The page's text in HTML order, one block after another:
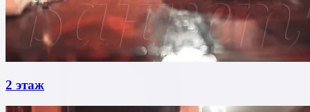
2 этаж